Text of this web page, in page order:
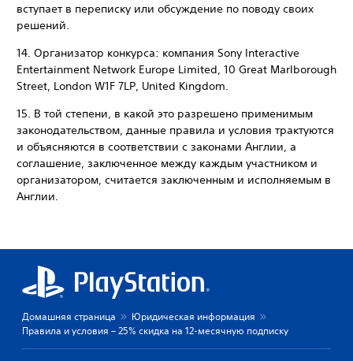
вступает в переписку или обсуждение по поводу своих
решений.
‎14. Организатор конкурса: компания Sony Interactive
Entertainment Network Europe Limited, 10 Great Marlborough
Street, London W1F 7LP, United Kingdom.
‎15. В той степени, в какой это разрешено применимым
законодательством, данные правила и условия трактуются
и объясняются в соответствии с законами Англии, а
соглашение, заключенное между каждым участником и
организатором, считается заключенным и исполняемым в
Англии.
Домашняя страница
Юридическая информация
Правила и условия – 25% скидка на 12-месячную подписку